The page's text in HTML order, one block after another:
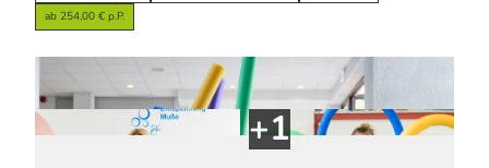
ab 254,00 € p.P.